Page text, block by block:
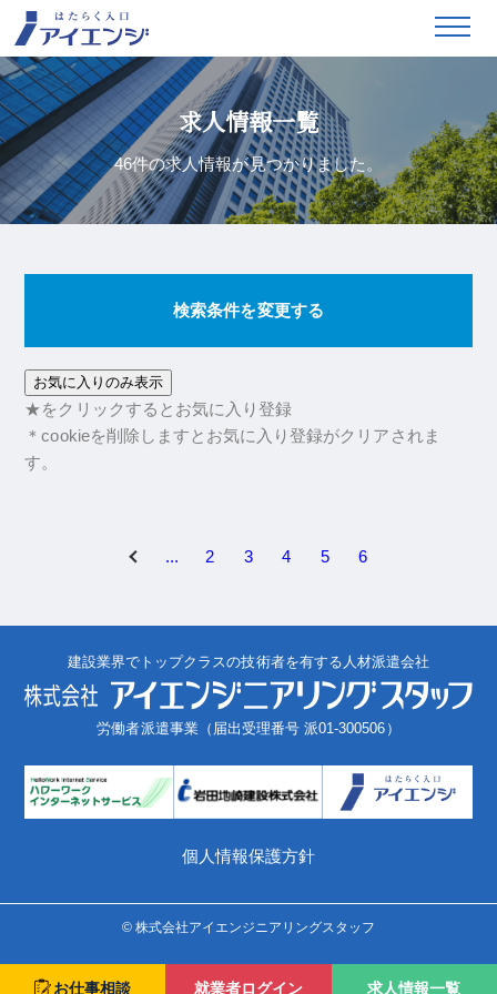
お仕事相談 就業者ログイン 求人情報一覧
求人情報一覧
46件の求人情報が見つかりました。
検索条件を変更する
お気に入りのみ表示
★をクリックするとお気に入り登録
＊cookieを削除しますとお気に入り登録がクリアされま
す。
... 2 3 4 5 6
建設業界でトップクラスの技術者を有する人材派遣会社
労働者派遣事業（届出受理番号 派01-300506）
個人情報保護方針
© 株式会社アイエンジニアリングスタッフ